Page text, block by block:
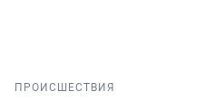
ПРОИСШЕСТВИЯ